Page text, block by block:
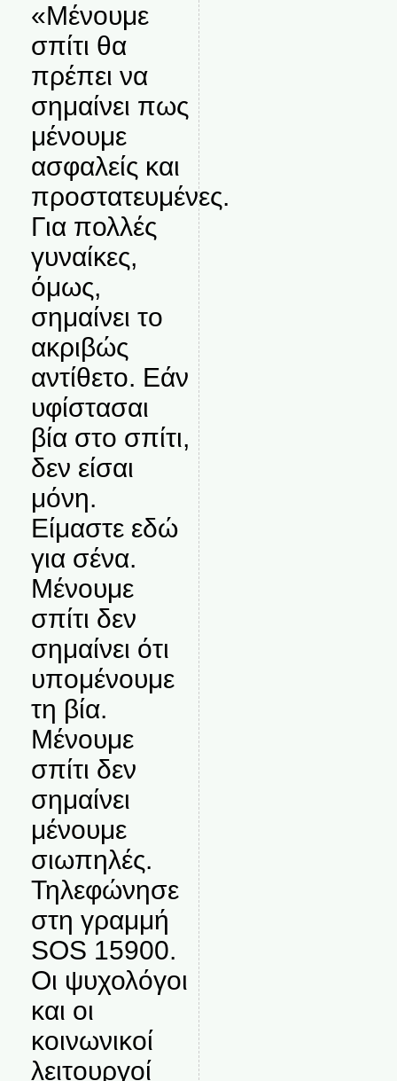
«Μένουμε
σπίτι θα
πρέπει να
σημαίνει πως
μένουμε
ασφαλείς και
προστατευμένες.
Για πολλές
γυναίκες,
όμως,
σημαίνει το
ακριβώς
αντίθετο. Εάν
υφίστασαι
βία στο σπίτι,
δεν είσαι
μόνη.
Είμαστε εδώ
για σένα.
Μένουμε
σπίτι δεν
σημαίνει ότι
υπομένουμε
τη βία.
Μένουμε
σπίτι δεν
σημαίνει
μένουμε
σιωπηλές.
Τηλεφώνησε
στη γραμμή
SOS 15900.
Οι ψυχολόγοι
και οι
κοινωνικοί
λειτουργοί